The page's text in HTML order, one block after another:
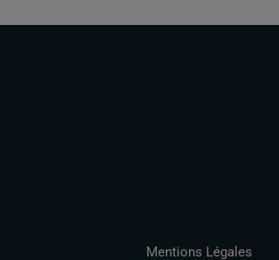
Mentions Légales